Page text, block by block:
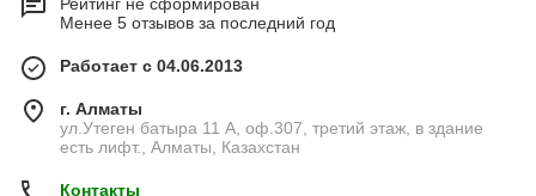
Рейтинг не сформирован
Менее 5 отзывов за последний год
Работает с 04.06.2013
г. Алматы
ул.Утеген батыра 11 А, оф.307, третий этаж, в здание
есть лифт., Алматы, Казахстан
Контакты